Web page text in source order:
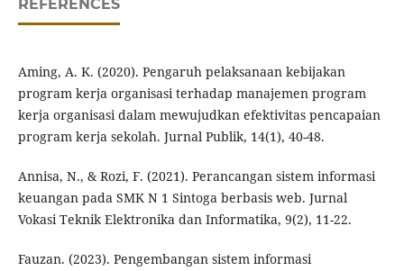
REFERENCES
Aming, A. K. (2020). Pengaruh pelaksanaan kebijakan
program kerja organisasi terhadap manajemen program
kerja organisasi dalam mewujudkan efektivitas pencapaian
program kerja sekolah. Jurnal Publik, 14(1), 40-48.
Annisa, N., & Rozi, F. (2021). Perancangan sistem informasi
keuangan pada SMK N 1 Sintoga berbasis web. Jurnal
Vokasi Teknik Elektronika dan Informatika, 9(2), 11-22.
Fauzan. (2023). Pengembangan sistem informasi